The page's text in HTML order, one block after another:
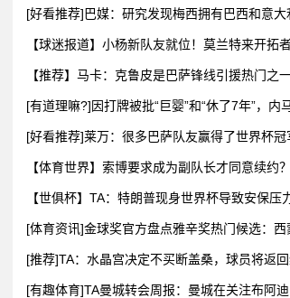
[好看推荐]巴媒：研究发现梅西拥有巴西和意大
【球迷报道】小杨新队友就位！莫兰特来开拓
【推荐】马卡：克鲁皮是巴萨锋线引援热门之
[有道理嘛?]因打牌被批“巨婴”和“休了7年”，内
[好看推荐]莱万：很多巴萨队友赢得了世界杯冠
【体育世界】索博要求成为副队长才同意续约
【世俱杯】TA：特朗普现身世界杯导致安保压
[体育资讯]金球奖官方盘点雅辛奖热门候选：西
[推荐]TA：水晶宫决定不买断盖桑，球员将返回
[有趣体育]TA曼城转会周报：曼城在关注布阿迪